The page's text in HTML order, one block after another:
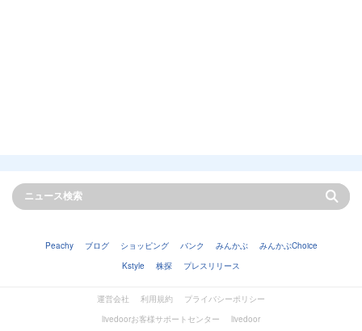
Peachy ブログ ショッピング バンク みんかぶ
みんかぶChoice
Kstyle
株探 プレスリリース
運営会社 利用規約
プライバシーポリシー
livedoorお客様サポートセンター
livedoor